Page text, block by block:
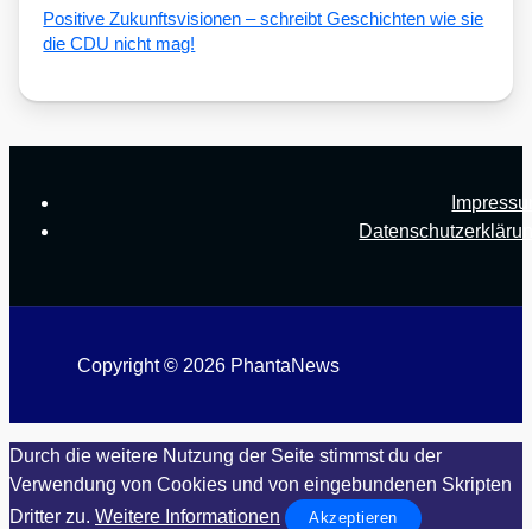
Posi­ti­ve Zukunfts­vi­sio­nen – schreibt Geschich­ten wie sie
die CDU nicht mag!
Copyright © 2026 PhantaNews
Durch die weitere Nutzung der Seite stimmst du der
Verwendung von Cookies und von eingebundenen Skripten
Dritter zu. Weitere Informationen Akzeptieren